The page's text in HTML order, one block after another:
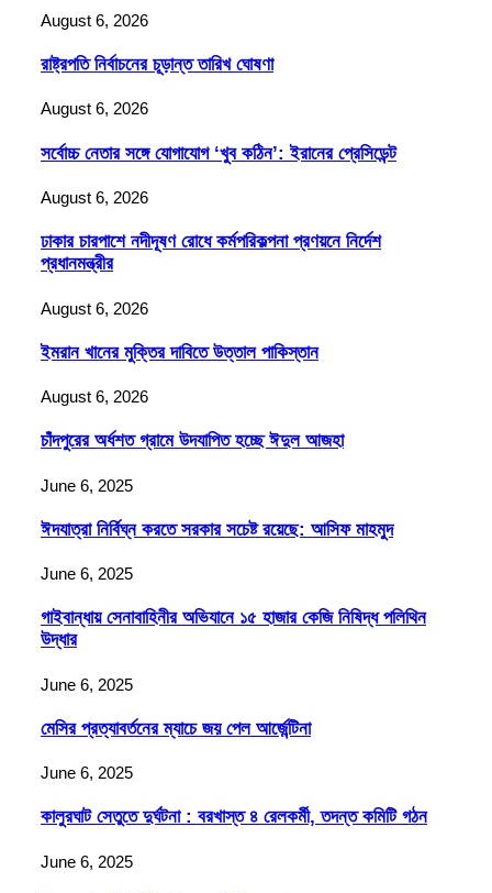
August 6, 2026
রাষ্ট্রপতি নির্বাচনের চূড়ান্ত তারিখ ঘোষণা
August 6, 2026
সর্বোচ্চ নেতার সঙ্গে যোগাযোগ ‘খুব কঠিন’: ইরানের প্রেসিডেন্ট
August 6, 2026
ঢাকার চারপাশে নদীদূষণ রোধে কর্মপরিকল্পনা প্রণয়নে নির্দেশ
প্রধানমন্ত্রীর
August 6, 2026
ইমরান খানের মুক্তির দাবিতে উত্তাল পাকিস্তান
August 6, 2026
চাঁদপুরের অর্ধশত গ্রামে উদযাপিত হচ্ছে ঈদুল আজহা
June 6, 2025
ঈদযাত্রা নির্বিঘ্ন করতে সরকার সচেষ্ট রয়েছে: আসিফ মাহমুদ
June 6, 2025
গাইবান্ধায় সেনাবাহিনীর অভিযানে ১৫ হাজার কেজি নিষিদ্ধ পলিথিন
উদ্ধার
June 6, 2025
মেসির প্রত্যাবর্তনের ম্যাচে জয় পেল আর্জেন্টিনা
June 6, 2025
কালুরঘাট সেতুতে দুর্ঘটনা : বরখাস্ত ৪ রেলকর্মী, তদন্ত কমিটি গঠন
June 6, 2025